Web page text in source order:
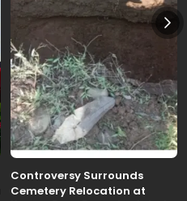
Controversy Surrounds
Cemetery Relocation at